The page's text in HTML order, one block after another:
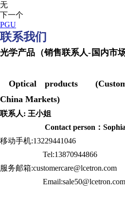
无
下一个
PGU
联系我们
光学产品（销售联
Optical products
China Markets)
联系人:
Contact person：Sophia
移动手机
Tel:13870944866
服务邮箱
Email:sale50@lcetron.com